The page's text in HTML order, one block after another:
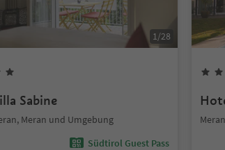
1/28
Sabine
Meran und Umgebung
Südtirol Guest Pass